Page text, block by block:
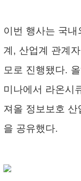
이번 행사는 국
계, 산업계 관계
모로 진행됐다.
미나에서 라온시
져올 정보보호
을 공유했다.